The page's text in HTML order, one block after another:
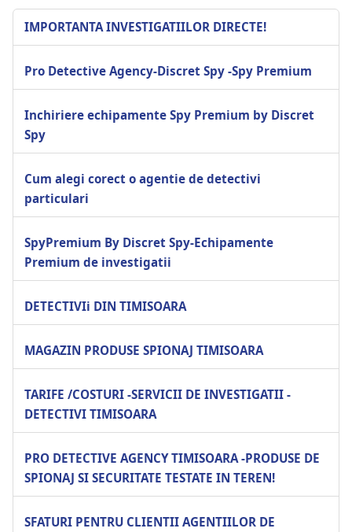
IMPORTANTA INVESTIGATIILOR DIRECTE!
Pro Detective Agency-Discret Spy -Spy Premium
Inchiriere echipamente Spy Premium by Discret
Spy
Cum alegi corect o agentie de detectivi
particulari
SpyPremium By Discret Spy-Echipamente
Premium de investigatii
DETECTIVIi DIN TIMISOARA
MAGAZIN PRODUSE SPIONAJ TIMISOARA
TARIFE /COSTURI -SERVICII DE INVESTIGATII -
DETECTIVI TIMISOARA
PRO DETECTIVE AGENCY TIMISOARA -PRODUSE DE
SPIONAJ SI SECURITATE TESTATE IN TEREN!
SFATURI PENTRU CLIENTII AGENTIILOR DE